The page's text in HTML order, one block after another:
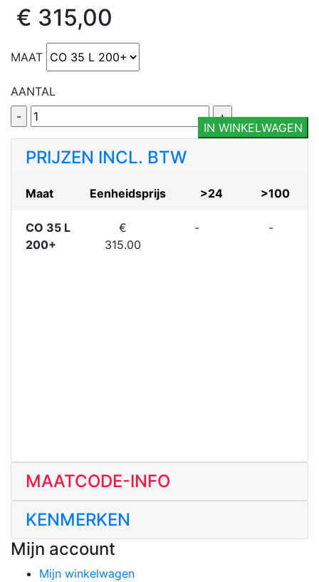
€ 315,00
MAAT
AANTAL
IN WINKELWAGEN
PRIJZEN INCL. BTW
Maat Eenheidsprijs >24 >100
CO 35 L
200+
€
315.00
- -
MAATCODE-INFO
KENMERKEN
Mijn account
Mijn winkelwagen